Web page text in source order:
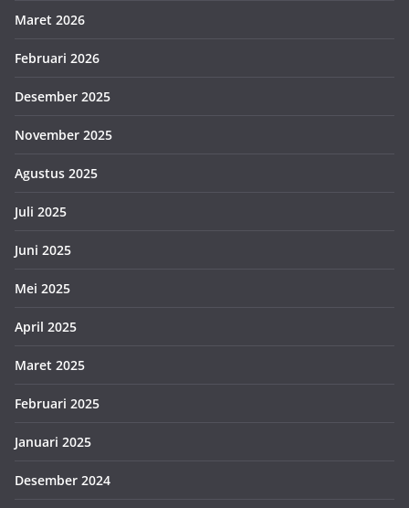
Maret 2026
Februari 2026
Desember 2025
November 2025
Agustus 2025
Juli 2025
Juni 2025
Mei 2025
April 2025
Maret 2025
Februari 2025
Januari 2025
Desember 2024